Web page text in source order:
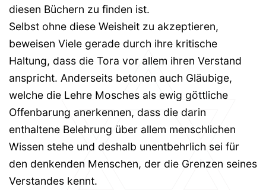
diesen Büchern zu finden ist.
Selbst ohne diese Weisheit zu akzeptieren,
beweisen Viele gerade durch ihre kritische
Haltung, dass die Tora vor allem ihren Verstand
anspricht. Anderseits betonen auch Gläubige,
welche die Lehre Mosches als ewig göttliche
Offenbarung anerkennen, dass die darin
enthaltene Belehrung über allem menschlichen
Wissen stehe und deshalb unentbehrlich sei für
den denkenden Menschen, der die Grenzen seines
Verstandes kennt.